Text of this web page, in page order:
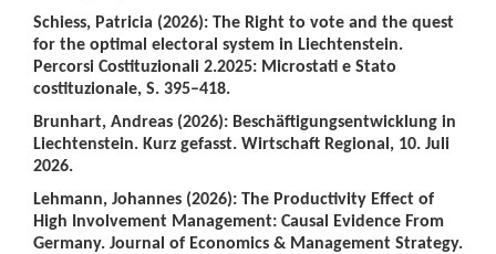
Schiess, Patricia (2026): The Right to vote and the quest
for the optimal electoral system in Liechtenstein.
Percorsi Costituzionali 2.2025: Microstati e Stato
costituzionale, S. 395–418.
Brunhart, Andreas (2026): Beschäftigungsentwicklung in
Liechtenstein. Kurz gefasst. Wirtschaft Regional, 10. Juli
2026.
Lehmann, Johannes (2026): The Productivity Effect of
High Involvement Management: Causal Evidence From
Germany. Journal of Economics & Management Strategy.